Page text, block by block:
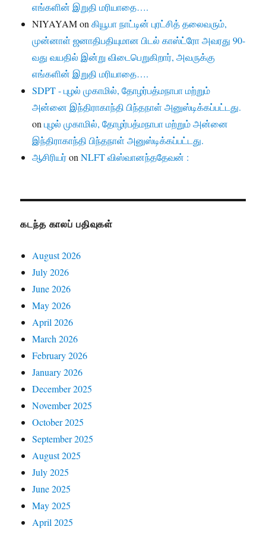
எங்களின் இறுதி மரியாதை….
NIYAYAMonகியூபா நாட்டின் புரட்சித் தலைவரும்,
முன்னாள் ஜனாதிபதியுமான பிடல் காஸ்ட்ரோ அவரது 90-
வது வயதில் இன்று விடைபெறுகிறார், அவருக்கு
எங்களின் இறுதி மரியாதை….
SDPT - புழல் முகாமில், தோழர்பத்மநாபா மற்றும்
அன்னை இந்திராகாந்தி பிந்தநாள் அனுஸ்டிக்கப்பட்டது.
onபுழல் முகாமில், தோழர்பத்மநாபா மற்றும் அன்னை
இந்திராகாந்தி பிந்தநாள் அனுஸ்டிக்கப்பட்டது.
ஆசிரியர்onNLFT விஸ்வானந்ததேவன் :
கடந்த காலப் பதிவுகள்
August 2026
July 2026
June 2026
May 2026
April 2026
March 2026
February 2026
January 2026
December 2025
November 2025
October 2025
September 2025
August 2025
July 2025
June 2025
May 2025
April 2025